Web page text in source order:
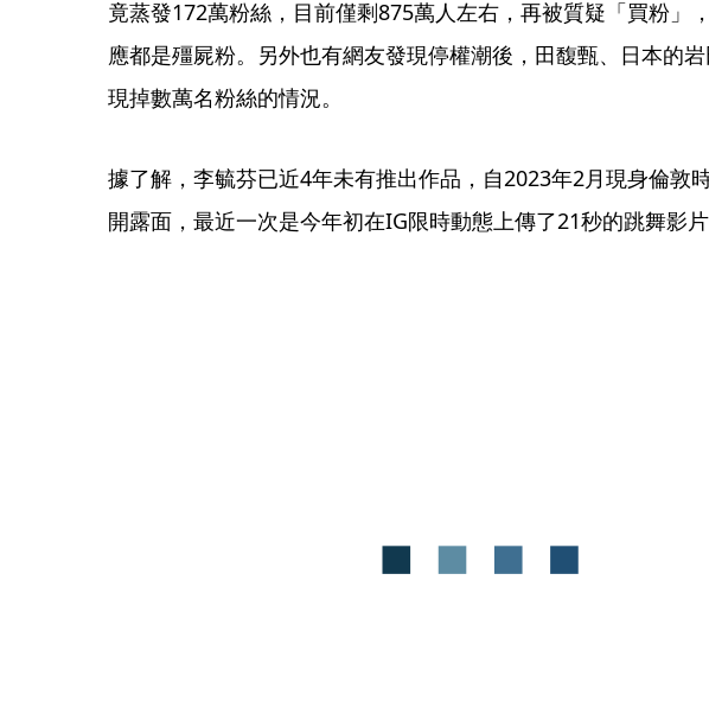
竟蒸發172萬粉絲，目前僅剩875萬人左右，再被質疑「買粉」
應都是殭屍粉。另外也有網友發現停權潮後，田馥甄、日本的
現掉數萬名粉絲的情況。
據了解，李毓芬已近4年未有推出作品，自2023年2月現身倫敦
開露面，最近一次是今年初在IG限時動態上傳了21秒的跳舞影片